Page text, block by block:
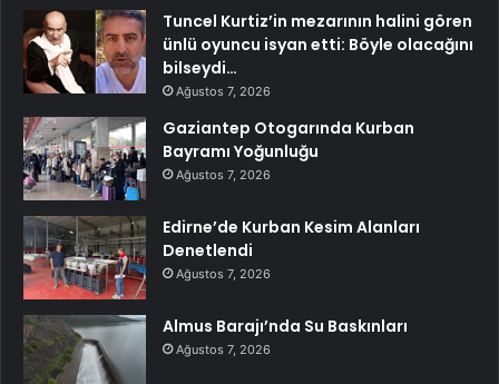
Tuncel Kurtiz’in mezarının halini gören
ünlü oyuncu isyan etti: Böyle olacağını
bilseydi…
Ağustos 7, 2026
Gaziantep Otogarında Kurban
Bayramı Yoğunluğu
Ağustos 7, 2026
Edirne’de Kurban Kesim Alanları
Denetlendi
Ağustos 7, 2026
Almus Barajı’nda Su Baskınları
Ağustos 7, 2026